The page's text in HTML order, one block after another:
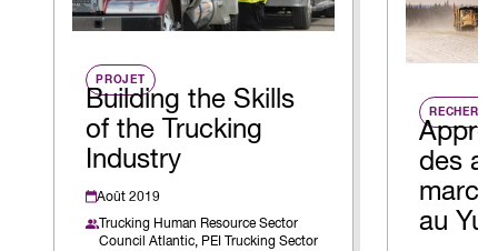
PROJET
Building the Skills
of the Trucking
Industry
Août 2019
Trucking Human Resource Sector
Council Atlantic, PEI Trucking Sector
des
au